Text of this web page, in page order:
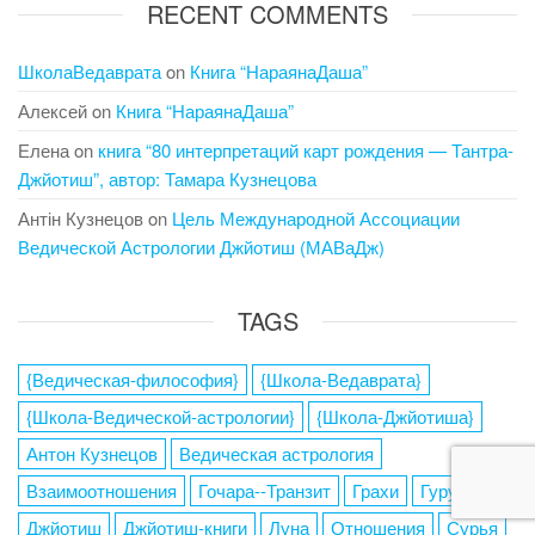
RECENT COMMENTS
ШколаВедавратаon Книга “НараянаДаша”
Алексейon Книга “НараянаДаша”
Еленаon книга “80 интерпретаций карт рождения — Тантра-
Джйотиш”, автор: Тамара Кузнецова
Антін Кузнецовon Цель Международной Ассоциации
Ведической Астрологии Джйотиш (МАВаДж)
TAGS
{Ведическая-философия}
{Школа-Ведаврата}
{Школа-Ведической-астрологии}
{Школа-Джйотиша}
Антон Кузнецов
Ведическая астрология
Взаимоотношения
Гочара--Транзит Грахи
Гуру
Джйотиш
Джйотиш-книги Луна Отношения Сурья